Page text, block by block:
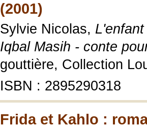
(2001)
Sylvie Nicolas,
Iqbal Masih - conte
gouttière, Collection
ISBN : 2895290318
Frida et Kahlo :